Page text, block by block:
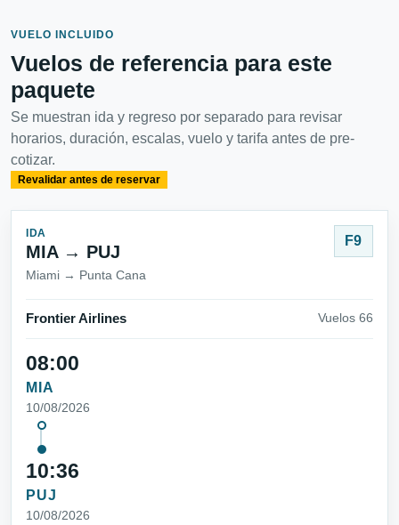
VUELO INCLUIDO
Vuelos de referencia para este
paquete
Se muestran ida y regreso por separado para revisar
horarios, duración, escalas, vuelo y tarifa antes de pre-
cotizar.
Revalidar antes de reservar
IDA
MIA → PUJ
Miami → Punta Cana
F9
Frontier Airlines Vuelos 66
08:00
MIA
10/08/2026
10:36
PUJ
10/08/2026